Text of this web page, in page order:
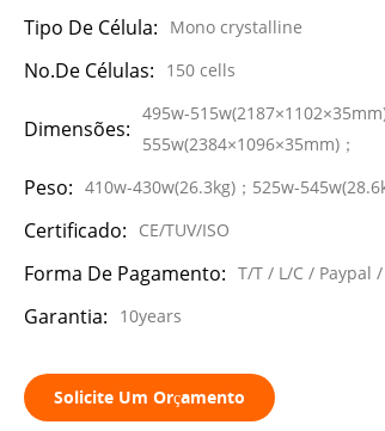
Tipo De Célula: Mono crystalline
No.de Células: 150 cells
Dimensões:
495w-
555w(2384×1096×35mm)；
Peso: 410w-430w(26.3kg)；525w-
Certificado: CE/TUV/ISO
Forma De Pagamento: T/T / L/C / Paypal
Garantia: 10years
Solicite Um Orçamento